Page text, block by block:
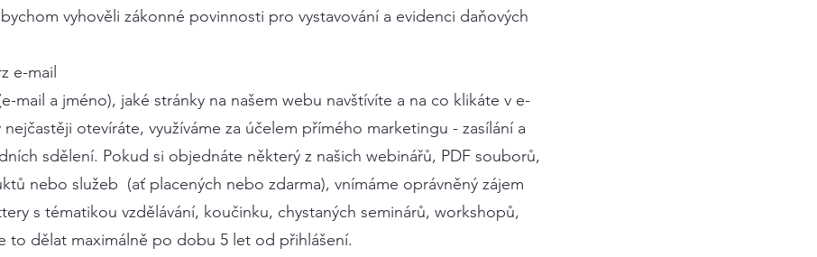
vyhověli zákonné povinnosti pro vystavování a evidenci daňových
e-mail
mail a jméno), jaké stránky na našem webu navštívíte a na co klikáte v e-
nejčastěji otevíráte, využíváme za účelem přímého marketingu - zasílání a
sdělení. Pokud si objednáte některý z našich webinářů, PDF souborů,
nebo služeb (ať placených nebo zdarma), vnímáme oprávněný zájem
s tématikou vzdělávání, koučinku, chystaných seminárů, workshopů,
to dělat maximálně po dobu 5 let od přihlášení.